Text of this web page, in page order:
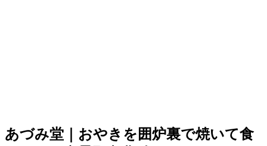
あづみ堂｜おやきを囲炉裏で焼いて食